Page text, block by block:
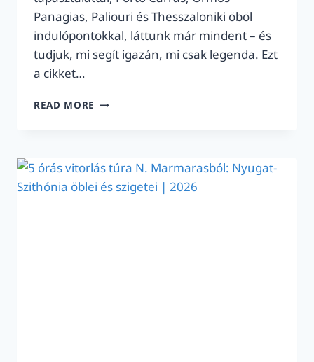
Panagias, Paliouri és Thesszaloniki öböl
indulópontokkal, láttunk már mindent – és
tudjuk, mi segít igazán, mi csak legenda. Ezt
a cikket…
READ MORE TENGERI
BEVÁLT
TIPPEK
HALKIDIKI